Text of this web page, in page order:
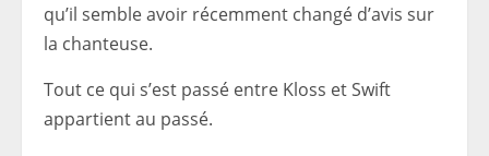
qu’il semble avoir récemment changé d’avis sur
la chanteuse.
Tout ce qui s’est passé entre Kloss et Swift
appartient au passé.